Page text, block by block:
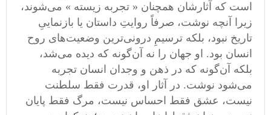
است که آثارشان همچنان « تجربه زیسته » می‌شوند،
زیرا آنچه نوشت، صرفاً روایتِ داستان یا بازنماییِ
تاریخ نبود، بلکه ترسیمِ درونی‌ترین وضعیت‌های روح
انسان بود. او جهان را نه آن‌گونه که دیده می‌شد،
بلکه آن‌گونه که در ذهن و وجدان انسان تجربه
می‌شود نوشت. در آثار او، قدرت فقط سلطنت
نیست، عشق فقط احساس نیست، مرگ فقط پایان